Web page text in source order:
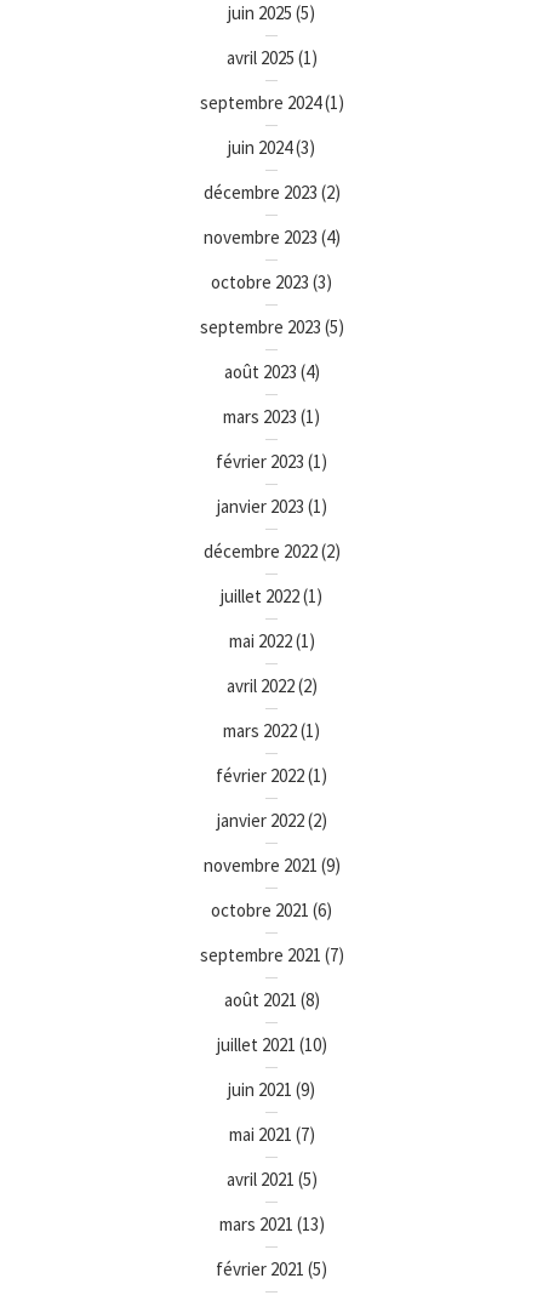
juin 2025 (5)
avril 2025 (1)
septembre 2024(1)
juin 2024(3)
décembre 2023 (2)
novembre 2023 (4)
octobre 2023 (3)
septembre 2023 (5)
août 2023 (4)
mars 2023 (1)
février 2023 (1)
janvier 2023 (1)
décembre 2022(2)
juillet 2022(1)
mai 2022(1)
avril 2022(2)
mars 2022(1)
février 2022(1)
janvier 2022(2)
novembre 2021 (9)
octobre 2021 (6)
septembre 2021 (7)
août 2021 (8)
juillet 2021 (10)
juin 2021 (9)
mai 2021 (7)
avril 2021 (5)
mars 2021 (13)
février 2021 (5)